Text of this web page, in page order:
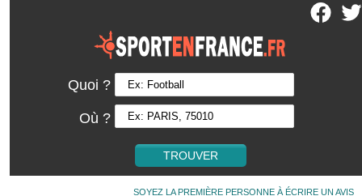
Quoi ?
Où ?
SOYEZ LA PREMIÈRE PERSONNE À ÉCRIRE UN AVIS